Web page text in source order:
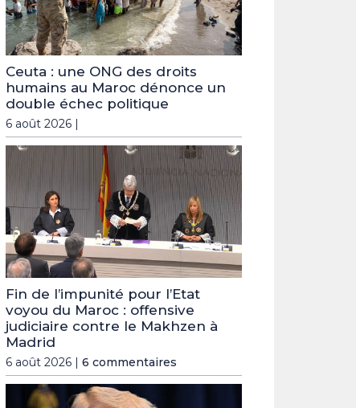
Ceuta : une ONG des droits
humains au Maroc dénonce un
double échec politique
6 août 2026 |
Fin de l’impunité pour l’Etat
voyou du Maroc : offensive
judiciaire contre le Makhzen à
Madrid
6 août 2026 | 6 commentaires